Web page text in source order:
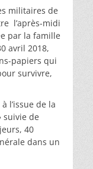
militaires de
l’après-midi
par la famille
avril 2018,
papiers qui
survivre,
l’issue de la
suivie de
40
dans un